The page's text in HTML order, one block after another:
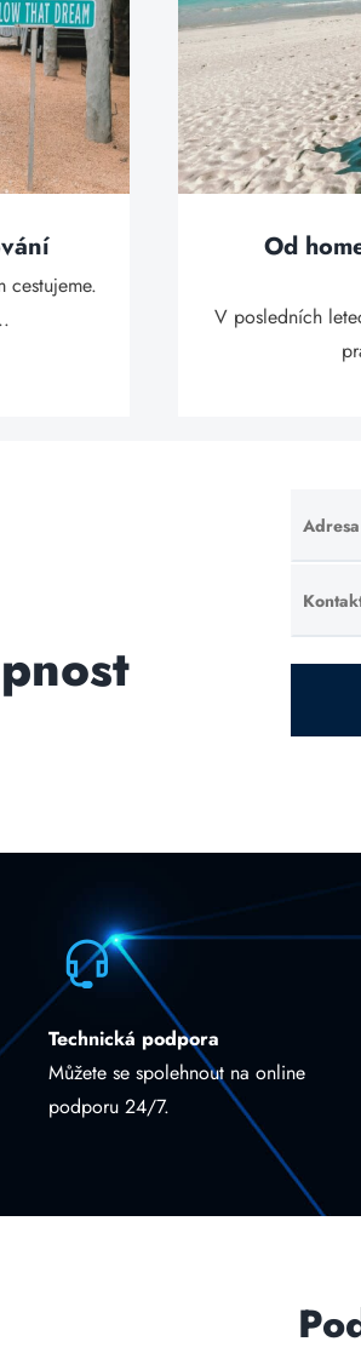
cestujeme.
Od
V posledních
Adresa
toto
toto
Technická podpora
Můžete se spolehnout na online
podporu 24/7.